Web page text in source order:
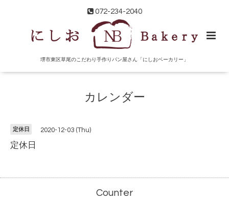
072-234-2040
堺市東区草尾のこだわり手作りパン屋さん「にしおベーカリー」
カレンダー
定休日 2020-12-03 (Thu)
定休日
Counter